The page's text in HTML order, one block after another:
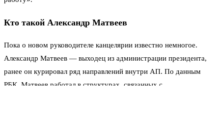
Кто такой Александр Матвеев
Пока о новом руководителе канцелярии известно немногое.
Александр Матвеев — выходец из администрации президента,
ранее он курировал ряд направлений внутри АП. По данным
РБК, Матвеев работал в структурах, связанных с